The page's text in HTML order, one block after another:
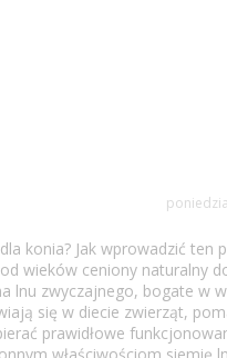
konia? Jak wprowadzić ten
wieków ceniony naturalny
lnu zwyczajnego, bogate w
się w diecie zwierząt,
prawidłowe